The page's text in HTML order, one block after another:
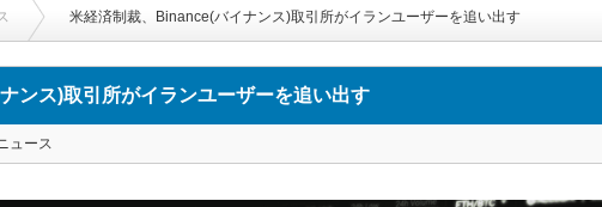
米経済制裁、Binance(バイナンス)取引所がイランユーザーを追い出す
ンス)取引所がイランユーザーを追い出す
ュース